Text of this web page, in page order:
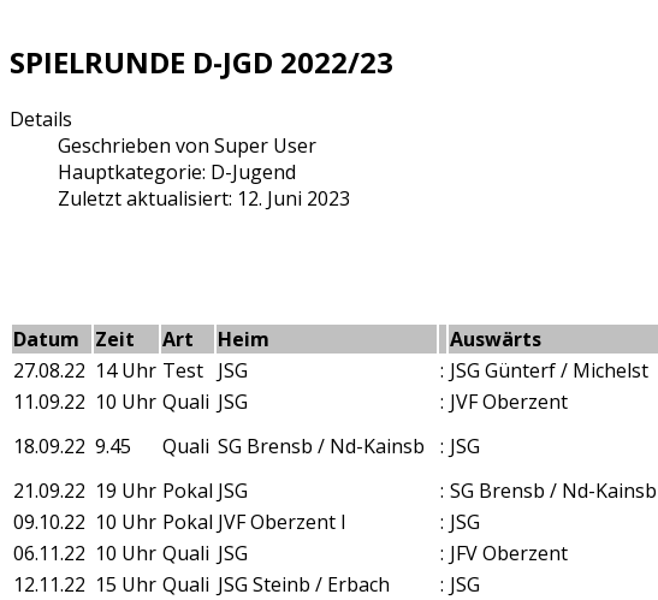
SPIELRUNDE D-JGD 2022/23
Details
Geschrieben von Super User
Hauptkategorie: D-Jugend
Zuletzt aktualisiert: 12. Juni 2023
Datum Zeit Art Heim Auswärts
27.08.22 14 Uhr Test JSG : JSG Günterf / Michelst
11.09.22 10 Uhr Quali JSG : JVF Oberzent
18.09.22 9.45 Quali SG Brensb / Nd-Kainsb : JSG
21.09.22 19 Uhr Pokal JSG : SG Brensb / Nd-Kainsb
09.10.22 10 Uhr Pokal JVF Oberzent I : JSG
06.11.22 10 Uhr Quali JSG : JFV Oberzent
12.11.22 15 Uhr Quali JSG Steinb / Erbach : JSG